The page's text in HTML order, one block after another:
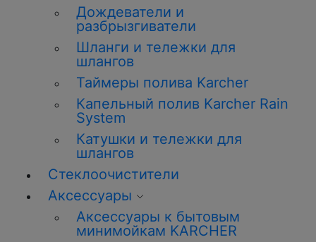
Дождеватели и
разбрызгиватели
Шланги и тележки для
шлангов
Таймеры полива Karcher
Капельный полив Karcher Rain
System
Катушки и тележки для
шлангов
Стеклоочистители
Аксессуары
Аксессуары к бытовым
минимойкам KARCHER